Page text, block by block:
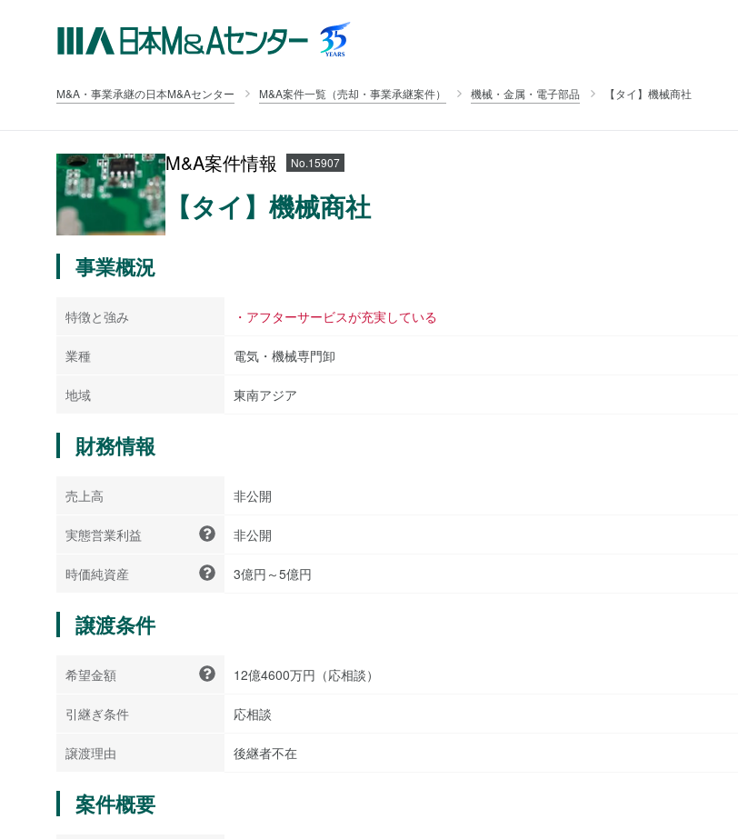
M&A・事業承継の日本M&Aセンター M&A案件一覧（売却・事業承継案件） 機械・金属・電子部品 【タイ】機械商社
M&A案件情報 No.15907
【タイ】機械商社
事業概況
特徴と強み ・アフターサービスが充実している
業種 電気・機械専門卸
地域 東南アジア
財務情報
売上高 非公開
実態営業利益 非公開
時価純資産 3億円～5億円
譲渡条件
希望金額 12億4600万円（応相談）
引継ぎ条件 応相談
譲渡理由 後継者不在
案件概要